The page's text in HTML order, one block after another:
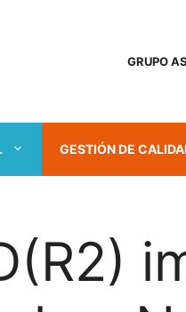
GRUPO
GESTIÓN DE